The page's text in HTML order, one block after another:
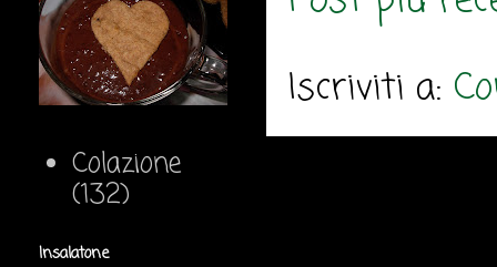
Iscriviti a:
Colazione
(132)
Insalatone